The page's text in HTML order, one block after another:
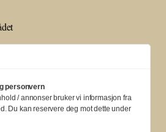
kulturråd, i tillegg til økonomisk støtte
og Musikkforleggerne.
MUSIKKMAGASIN
personvern
/ annonser bruker vi informasjon fra
Du kan reservere deg mot dette under